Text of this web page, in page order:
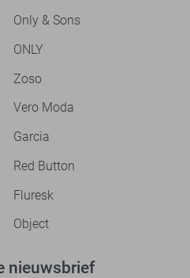
Only & Sons
ONLY
Zoso
Vero Moda
Garcia
Red Button
Fluresk
Object
nieuwsbrief